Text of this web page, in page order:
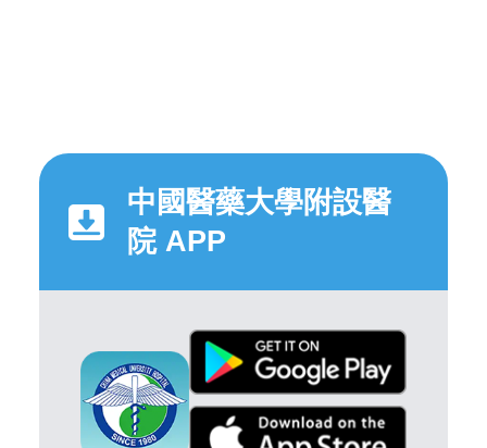
中國醫藥大學附設醫
院 APP